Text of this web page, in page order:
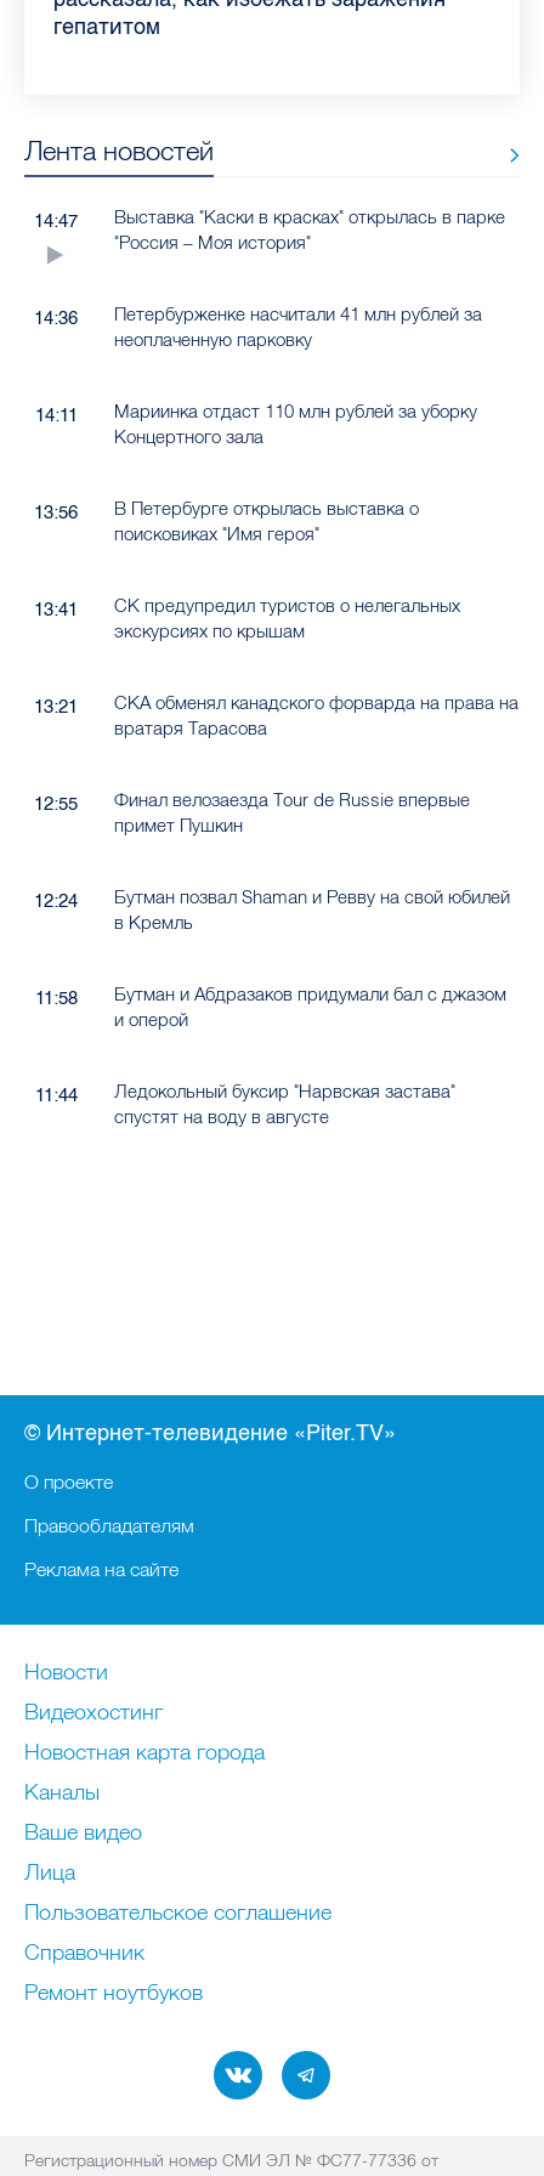
гепатитом
Лента новостей
14:47
Выставка "Каски в красках" открылась в парке
"Россия – Моя история"
14:36
Петербурженке насчитали 41 млн рублей за
неоплаченную парковку
14:11
Мариинка отдаст 110 млн рублей за уборку
Концертного зала
13:56
В Петербурге открылась выставка о
поисковиках "Имя героя"
13:41
СК предупредил туристов о нелегальных
экскурсиях по крышам
13:21
СКА обменял канадского форварда на права на
вратаря Тарасова
12:55
Финал велозаезда Tour de Russie впервые
примет Пушкин
12:24
Бутман позвал Shaman и Ревву на свой юбилей
в Кремль
11:58
Бутман и Абдразаков придумали бал с джазом
и оперой
11:44
Ледокольный буксир "Нарвская застава"
спустят на воду в августе
© Интернет-телевидение «Piter.TV»
О проекте
Правообладателям
Реклама на сайте
Новости
Видеохостинг
Новостная карта города
Каналы
Ваше видео
Лица
Пользовательское соглашение
Справочник
Ремонт нoутбуков
Регистрационный номер СМИ ЭЛ № ФС77-77336 от